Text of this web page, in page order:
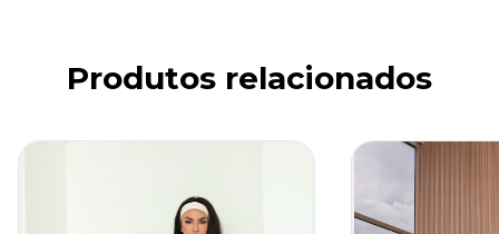
Produtos relacionados